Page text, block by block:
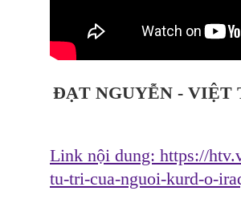
ĐẠT NGUYỄN - VIỆT
Link nội dung: https://
tu-tri-cua-nguoi-kurd-o-